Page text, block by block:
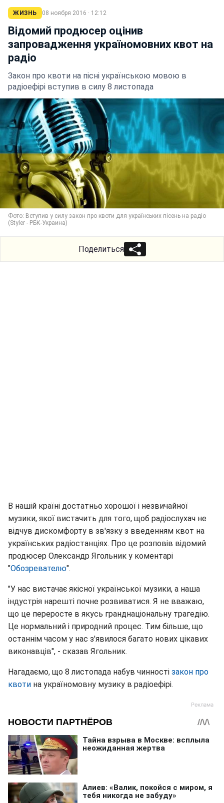
ЖИЗНЬ 08 ноября 2016 · 12:12
Відомий продюсер оцінив
запровадження україномовних квот на
радіо
Закон про квоти на пісні українською мовою в
радіоефірі вступив в силу 8 листопада
Фото: Вступив у силу закон про квоти для українських пісень на радіо
(Styler - РБК-Украина)
Поделиться
В нашій країні достатньо хорошої і незвичайної
музики, якої вистачить для того, щоб радіослухач не
відчув дискомфорту в зв'язку з введенням квот на
українських радіостанціях. Про це розповів відомий
продюсер Олександр Ягольник у коментарі
"Обозревателю".
"У нас вистачає якісної української музики, а наша
індустрія нарешті почне розвиватися. Я не вважаю,
що це переросте в якусь гранднаціональну трагедію.
Це нормальний і природний процес. Тим більше, що
останнім часом у нас з'явилося багато нових цікавих
виконавців", - сказав Ягольник.
Нагадаємо, що 8 листопада набув чинності закон про
квоти на україномовну музику в радіоефірі.